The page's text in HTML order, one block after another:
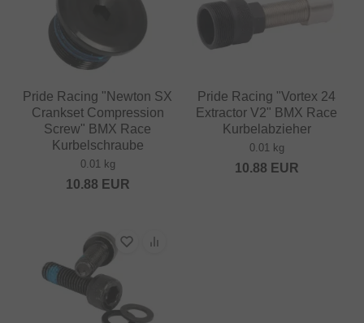
Pride Racing "Newton SX
Crankset Compression
Screw" BMX Race
Kurbelschraube
0.01 kg
10.88 EUR
Pride Racing "Vortex 24
Extractor V2" BMX Race
Kurbelabzieher
0.01 kg
10.88 EUR